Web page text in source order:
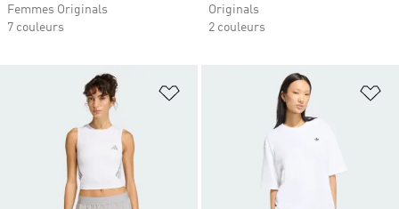
Femmes Originals
7 couleurs
Originals
2 couleurs
Ajouter à la Liste de produits